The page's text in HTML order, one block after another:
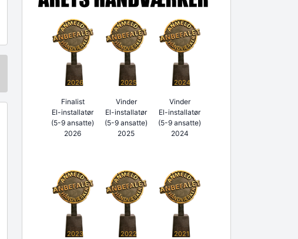
2026
Finalist
El-installatør
(5-9 ansatte)
2026
2025
Vinder
El-installatør
(5-9 ansatte)
2025
2024
Vinder
El-installatør
(5-9 ansatte)
2024
2023 2022 2021